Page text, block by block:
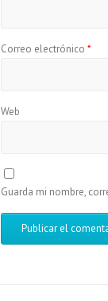
Correo electrónico *
Web
Guarda mi nombre,